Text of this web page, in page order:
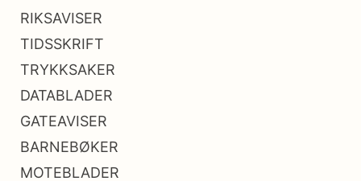
RIKSAVISER
TIDSSKRIFT
TRYKKSAKER
DATABLADER
GATEAVISER
BARNEBØKER
MOTEBLADER